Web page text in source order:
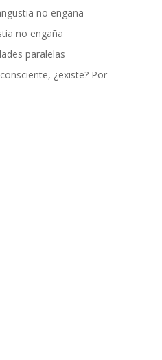
no engaña
no engaña
paralelas
¿existe? Por